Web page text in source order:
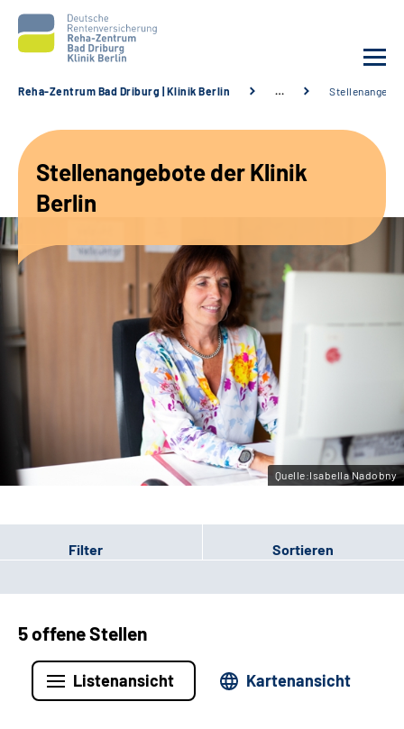
Unsere Angebote
Karriere
Leichte Sprache
Gebärdensprache
Reha-Zentrum Bad Driburg | Klinik Berlin …
Stellenangebote der Klinik
Berlin
Quelle:Isabella Nadobny
Filter Sortieren
5 offene Stellen
Listenansicht Kartenansicht